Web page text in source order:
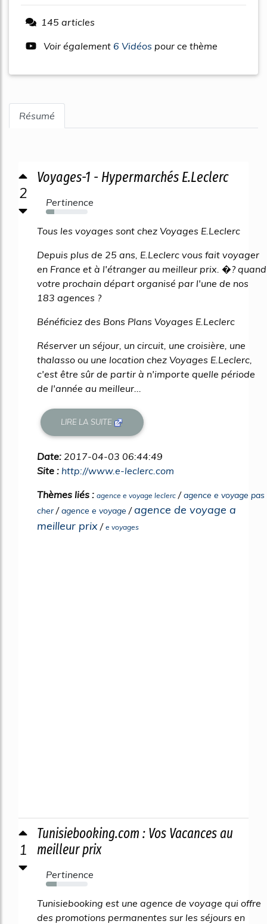
145 articles
Voir également 6 Vidéos pour ce thème
Résumé
2
Voyages-1 - Hypermarchés E.Leclerc
Pertinence
20%
Tous les voyages sont chez Voyages E.Leclerc
Depuis plus de 25 ans, E.Leclerc vous fait voyager
en France et à l'étranger au meilleur prix. �? quand
votre prochain départ organisé par l'une de nos
183 agences ?
Bénéficiez des Bons Plans Voyages E.Leclerc
Réserver un séjour, un circuit, une croisière, une
thalasso ou une location chez Voyages E.Leclerc,
c'est être sûr de partir à n'importe quelle période
de l'année au meilleur...
LIRE LA SUITE
Date: 2017-04-03 06:44:49
Site : http://www.e-leclerc.com
Thèmes liés : agence e voyage leclerc /agence e voyage pas
cher/agence e voyage /agence de voyage a
meilleur prix / e voyages
1
Tunisiebooking.com : Vos Vacances au
meilleur prix
Pertinence
26%
Tunisiebooking est une agence de voyage qui offre
des promotions permanentes sur les séjours en